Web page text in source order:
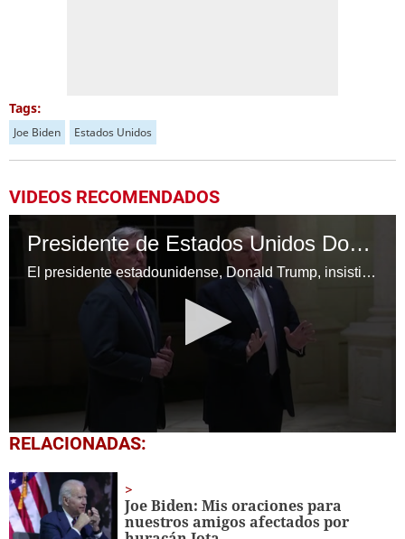
Tags:
Joe Biden Estados Unidos
VIDEOS RECOMENDADOS
Presidente de Estados Unidos Donald Trump: “No soy un racista”
El presidente estadounidense, Donald Trump, insistió en que no es racista, luego de trascendidos de que criticó la inmigración de "países de mierda", provocando una ola de indignación internacional.
0
seconds
45
seconds
RELACIONADAS:
Joe Biden: Mis oraciones para
nuestros amigos afectados por